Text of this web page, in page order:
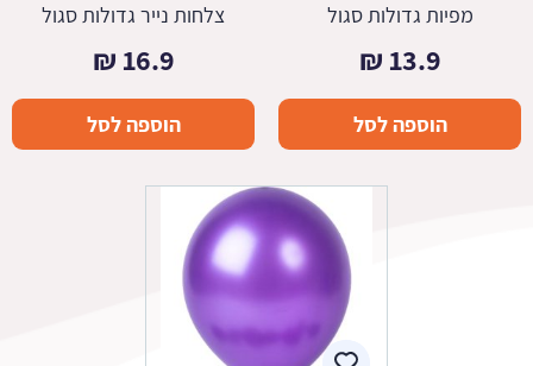
מפיות גדולות סגול
13.9
₪
הוספה לסל
צלחות נייר גדולות סגול
16.9
₪
הוספה לסל